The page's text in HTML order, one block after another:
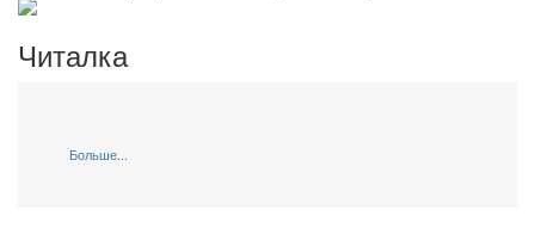
Читалка
Больше...